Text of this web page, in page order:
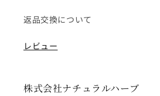
返品交換について
レビュー
株式会社ナチュラルハーブ